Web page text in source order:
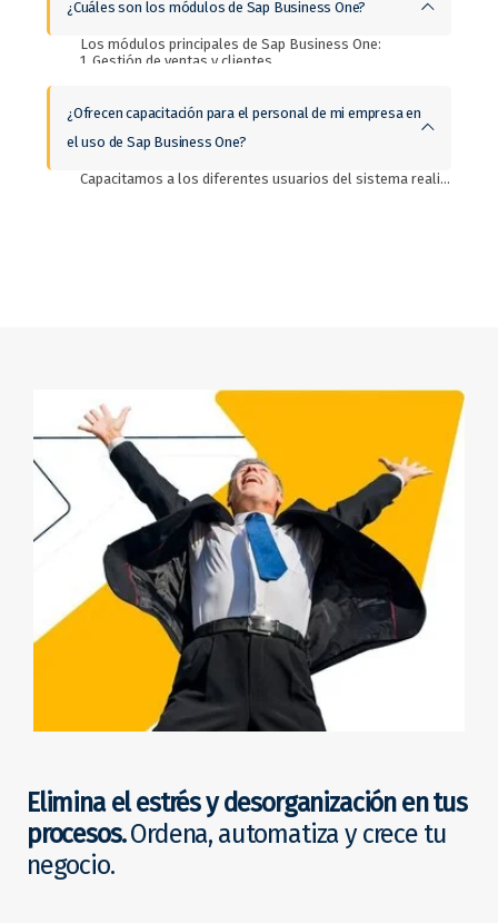
¿Cuáles son los módulos de Sap Business One?
Los módulos principales de Sap Business One:
1. Gestión de ventas y clientes.
4. Analíticas e informes.
6. Movilidad
¿Ofrecen capacitación para el personal de mi empresa en
el uso de Sap Business One?
Capacitamos a los diferentes usuarios del sistema realizando ejercicios integrales de cada proceso. Realizamos pruebas integrales de los diferentes procesos invitando a los participantes de cada departamento que interviene en el proceso con el objetivo de simular las operaciones reales de la empresa.
Elimina el estrés y desorganización en tus
procesos.Ordena, automatiza y crece tu
negocio.